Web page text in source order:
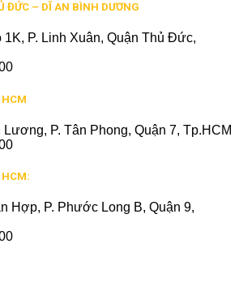
ĐỨC – DĨ AN BÌNH DƯƠNG
1K, P. Linh Xuân, Quận Thủ Đức,
Lương, P. Tân Phong, Quận 7, Tp.HCM
Hợp, P. Phước Long B, Quận 9,